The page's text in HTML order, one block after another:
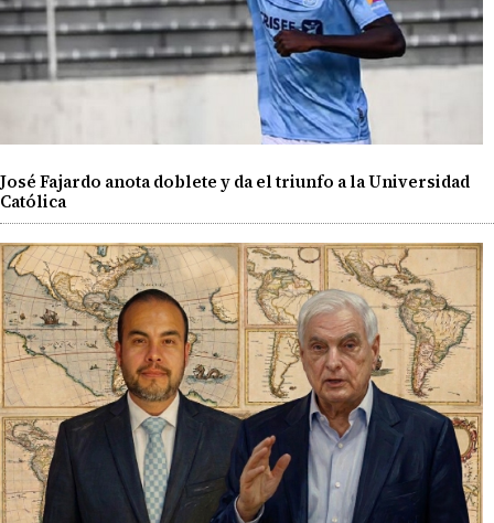
José Fajardo anota doblete y da el triunfo a la Universidad
Católica